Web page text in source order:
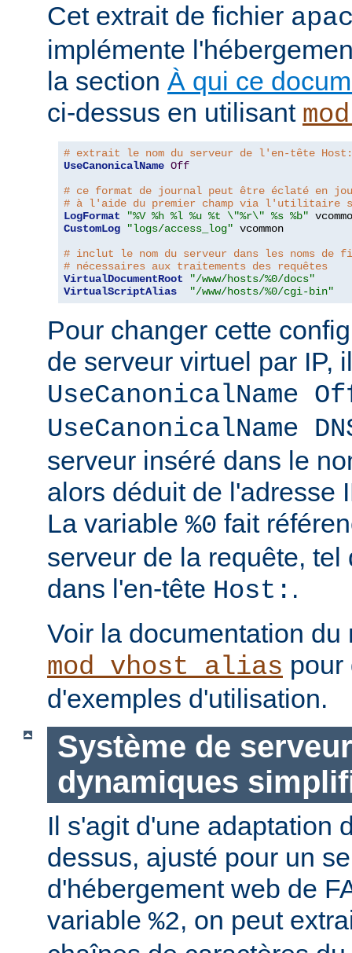
Cet extrait de fichier
implémente
la section À qui ce
ci-dessus en utilisant
# extrait le nom du serveur de l'en-tête Host:
UseCanonicalName Off
# ce format de journal peut être éclaté en
# à l'aide du premier champ via
LogFormat
"%V %h %l %u %t \"%r\" %s %b"
CustomLog
"logs/access_log" vcommon
# inclut le nom du serveur dans les noms de
# nécessaires aux traitements des requêtes
VirtualDocumentRoot
"/www/hosts/%0/docs"
VirtualScriptAlias
"/www/hosts/%0/cgi-bin"
Pour changer cette
de serveur virtuel par IP,
UseCanonicalName
UseCanonicalName
serveur inséré dans le
alors déduit de l'adresse
La variable %0 fait
serveur de la requête,
dans l'en-tête Host: .
Voir la documentation du
mod_vhost_alias pour
d'exemples d'utilisation.
Système de
dynamiques
Il s'agit d'une adaptation
dessus, ajusté pour un
d'hébergement web de
variable %2, on peut